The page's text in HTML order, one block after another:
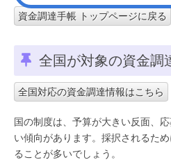
資金調達手帳 トップページに戻る
全国が対象の資金調
全国対応の資金調達情報はこちら
国の制度は、予算が大きい反面、
い傾向があります。採択されるた
ることが多いでしょう。